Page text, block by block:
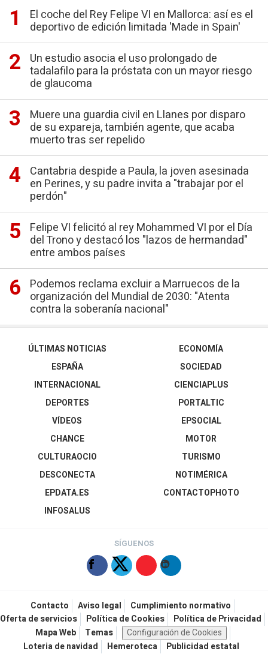
El coche del Rey Felipe VI en Mallorca: así es el
deportivo de edición limitada 'Made in Spain'
Un estudio asocia el uso prolongado de
tadalafilo para la próstata con un mayor riesgo
de glaucoma
Muere una guardia civil en Llanes por disparo
de su expareja, también agente, que acaba
muerto tras ser repelido
Cantabria despide a Paula, la joven asesinada
en Perines, y su padre invita a "trabajar por el
perdón"
Felipe VI felicitó al rey Mohammed VI por el Día
del Trono y destacó los "lazos de hermandad"
entre ambos países
Podemos reclama excluir a Marruecos de la
organización del Mundial de 2030: "Atenta
contra la soberanía nacional"
ÚLTIMAS NOTICIAS
ESPAÑA
INTERNACIONAL
DEPORTES
VÍDEOS
ECONOMÍA
SOCIEDAD
CIENCIAPLUS
PORTALTIC
EPSOCIAL
CHANCE
CULTURAOCIO
DESCONECTA
EPDATA.ES
INFOSALUS
MOTOR
TURISMO
NOTIMÉRICA
CONTACTOPHOTO
SÍGUENOS
Contacto Aviso legal
Cumplimiento normativo
Oferta de servicios
Política de Cookies
Política de Privacidad
Mapa Web
Temas
Configuración de Cookies
Loteria de navidad
Hemeroteca Publicidad estatal